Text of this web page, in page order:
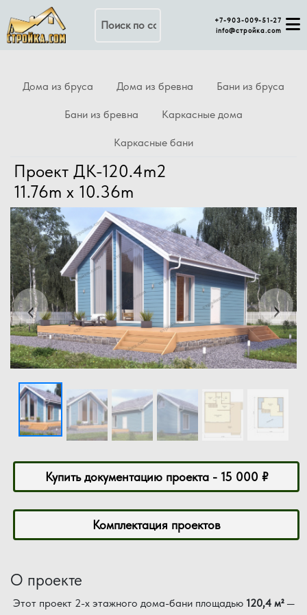
+7-903-009-51-27
info@стройка.com
Дома из бруса Дома из бревна Бани из бруса
Бани из бревна Каркасные дома
Каркасные бани
Проект ДК-120.4m2
11.76m x 10.36m
‹Previous ›Next
Купить документацию проекта - 15 000 ₽
Комплектация проектов
О проекте
Этот проект 2-х этажного дома-бани площадью 120,4 м²—